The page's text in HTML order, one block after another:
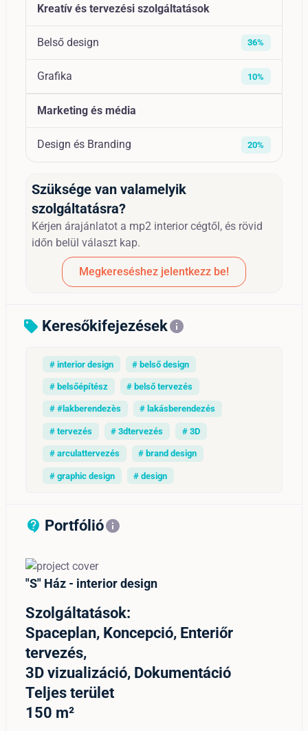
Kreatív és tervezési szolgáltatások
Belső design 36%
Grafika 10%
Marketing és média
Design és Branding 20%
Szüksége van valamelyik
szolgáltatásra?
Kérjen árajánlatot a mp2 interior cégtől, és rövid
időn belül választ kap.
Megkereséshez jelentkezz be!
sell Keresőkifejezésekinfo
# interior design # belső design
# belsőépítész # belső tervezés
# #lakberendezès # lakásberendezés
# tervezés # 3dtervezés # 3D
# arculattervezés # brand design
# graphic design # design
contact_support_outline
Portfólióinfo
"S" Ház - interior design
Szolgáltatások:
Spaceplan, Koncepció, Enteriőr
tervezés,
3D vizualizáció, Dokumentáció
Teljes terület
150 m²